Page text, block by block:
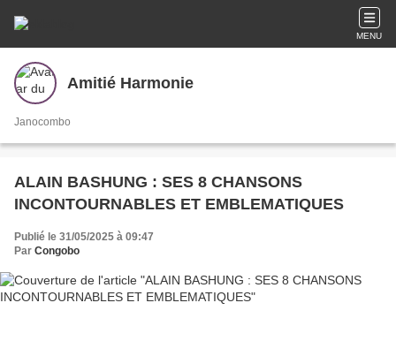
MENU
Amitié Harmonie
Janocombo
ALAIN BASHUNG : SES 8 CHANSONS
INCONTOURNABLES ET EMBLEMATIQUES
Publié le 31/05/2025 à 09:47
Par Congobo